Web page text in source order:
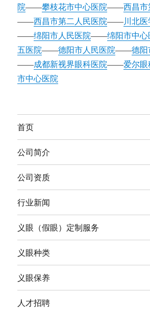
院——攀枝花市中心医院——西昌
——西昌市第二人民医院——川北
——绵阳市人民医院——绵阳市中
五医院——德阳市人民医院——德
——成都新视界眼科医院——爱尔
市中心医院
首页
公司简介
公司资质
行业新闻
义眼（假眼）定制服务
义眼种类
义眼保养
人才招聘